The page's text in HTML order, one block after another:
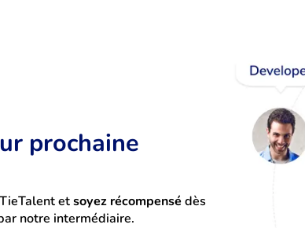
prochaine
et soyez récompensé dès
notre intermédiaire.